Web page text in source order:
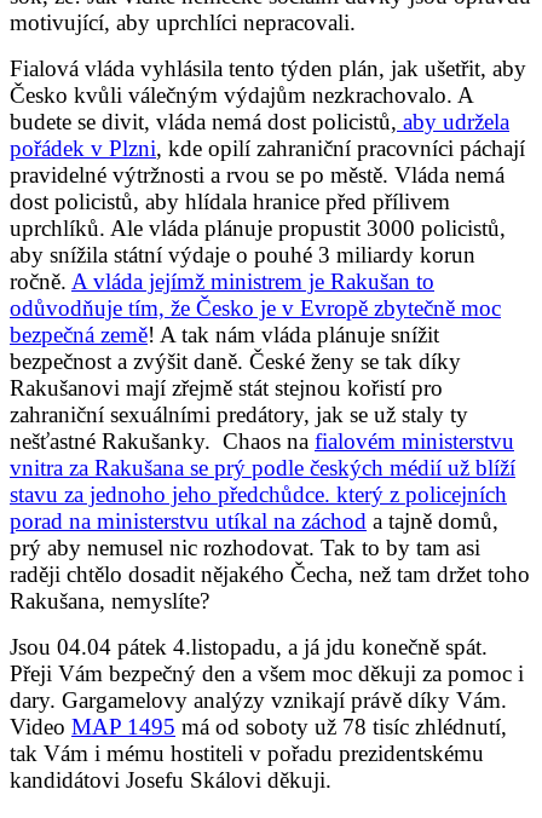
motivující, aby uprchlíci nepracovali.
Fialová vláda vyhlásila tento týden plán, jak ušetřit, aby
Česko kvůli válečným výdajům nezkrachovalo. A
budete se divit, vláda nemá dost policistů, aby udržela
pořádek v Plzni, kde opilí zahraniční pracovníci páchají
pravidelné výtržnosti a rvou se po městě. Vláda nemá
dost policistů, aby hlídala hranice před přílivem
uprchlíků. Ale vláda plánuje propustit 3000 policistů,
aby snížila státní výdaje o pouhé 3 miliardy korun
ročně. A vláda jejímž ministrem je Rakušan to
odůvodňuje tím, že Česko je v Evropě zbytečně moc
bezpečná země! A tak nám vláda plánuje snížit
bezpečnost a zvýšit daně. České ženy se tak díky
Rakušanovi mají zřejmě stát stejnou kořistí pro
zahraniční sexuálními predátory, jak se už staly ty
nešťastné Rakušanky. Chaos na fialovém ministerstvu
vnitra za Rakušana se prý podle českých médií už blíží
stavu za jednoho jeho předchůdce. který z policejních
porad na ministerstvu utíkal na záchod a tajně domů,
prý aby nemusel nic rozhodovat. Tak to by tam asi
raději chtělo dosadit nějakého Čecha, než tam držet toho
Rakušana, nemyslíte?
Jsou 04.04 pátek 4.listopadu, a já jdu konečně spát.
Přeji Vám bezpečný den a všem moc děkuji za pomoc i
dary. Gargamelovy analýzy vznikají právě díky Vám.
Video MAP 1495 má od soboty už 78 tisíc zhlédnutí,
tak Vám i mému hostiteli v pořadu prezidentskému
kandidátovi Josefu Skálovi děkuji.